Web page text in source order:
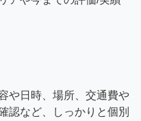
や日時、場所、交通費や
認など、しっかりと個別